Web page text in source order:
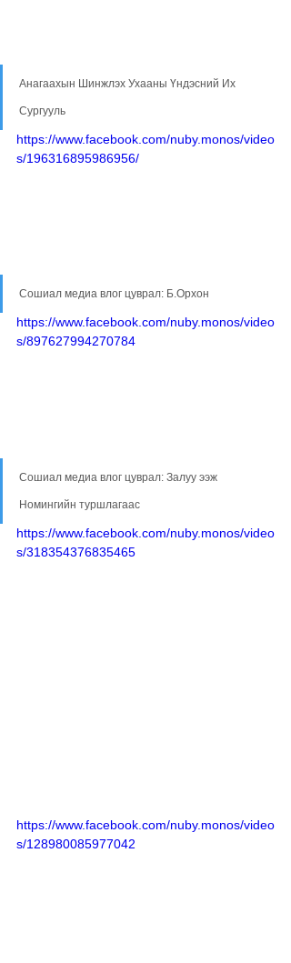
Анагаахын Шинжлэх Ухааны Үндэсний Их
Сургууль
https://www.facebook.com/nuby.monos/video
s/196316895986956/
Сошиал медиа влог цуврал: Б.Орхон
https://www.facebook.com/nuby.monos/video
s/897627994270784
Сошиал медиа влог цуврал: Залуу ээж
Номингийн туршлагаас
https://www.facebook.com/nuby.monos/video
s/318354376835465
https://www.facebook.com/nuby.monos/video
s/128980085977042